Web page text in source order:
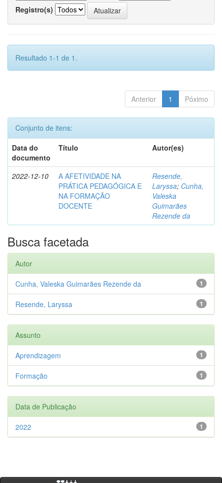
Registro(s)
Resultado 1-1 de 1.
Anterior 1 Póximo
Conjunto de itens:
Data do
documento
Título Autor(es)
2022-12-10
A AFETIVIDADE NA
PRÁTICA PEDAGÓGICA E
NA FORMAÇÃO
DOCENTE
Resende,
Laryssa; Cunha,
Valeska
Guimarães
Rezende da
Busca facetada
Autor
1
Cunha, Valeska Guimarães Rezende da
1
Resende, Laryssa
Assunto
1
Aprendizagem
1
Formação
Data de Publicação
1
2022